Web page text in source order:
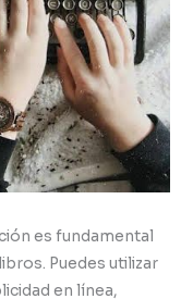
es fundamental
Puedes utilizar
en línea,